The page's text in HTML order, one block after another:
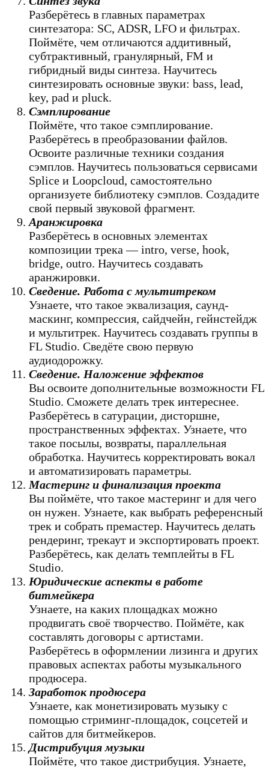
Разберётесь в главных параметрах
синтезатора: SC, ADSR, LFO и фильтрах.
Поймёте, чем отличаются аддитивный,
субтрактивный, гранулярный, FM и
гибридный виды синтеза. Научитесь
синтезировать основные звуки: bass, lead,
key, pad и pluck.
Сэмплирование
Поймёте, что такое сэмплирование.
Разберётесь в преобразовании файлов.
Освоите различные техники создания
сэмплов. Научитесь пользоваться сервисами
Splice и Loopcloud, самостоятельно
организуете библиотеку сэмплов. Создадите
свой первый звуковой фрагмент.
Аранжировка
Разберётесь в основных элементах
композиции трека — intro, verse, hook,
bridge, outro. Научитесь создавать
аранжировки.
Сведение. Работа с мультитреком
Узнаете, что такое эквализация, саунд-
маскинг, компрессия, сайдчейн, гейнстейдж
и мультитрек. Научитесь создавать группы в
FL Studio. Сведёте свою первую
аудиодорожку.
Сведение. Наложение эффектов
Вы освоите дополнительные возможности FL
Studio. Сможете делать трек интереснее.
Разберётесь в сатурации, дисторшне,
пространственных эффектах. Узнаете, что
такое посылы, возвраты, параллельная
обработка. Научитесь корректировать вокал
и автоматизировать параметры.
Мастеринг и финализация проекта
Вы поймёте, что такое мастеринг и для чего
он нужен. Узнаете, как выбрать референсный
трек и собрать премастер. Научитесь делать
рендеринг, трекаут и экспортировать проект.
Разберётесь, как делать темплейты в FL
Studio.
Юридические аспекты в работе
битмейкера
Узнаете, на каких площадках можно
продвигать своё творчество. Поймёте, как
составлять договоры с артистами.
Разберётесь в оформлении лизинга и других
правовых аспектах работы музыкального
продюсера.
Заработок продюсера
Узнаете, как монетизировать музыку с
помощью стриминг-площадок, соцсетей и
сайтов для битмейкеров.
Дистрибуция музыки
Поймёте, что такое дистрибуция. Узнаете,